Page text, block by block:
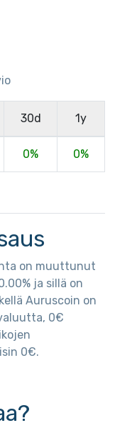
30d 1y
0% 0%
on muuttunut
ja sillä on
Auruscoin on
0€
0€.